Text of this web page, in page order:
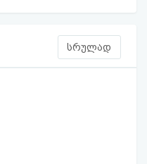
სრულად